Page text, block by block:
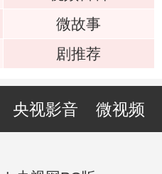
微故事
剧推荐
央视影音 微视频